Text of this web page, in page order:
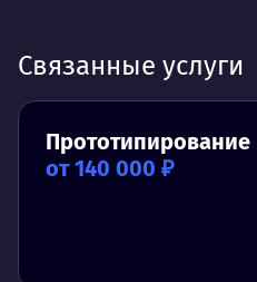
Связанные услуги
Прототипирование
от 140 000 ₽